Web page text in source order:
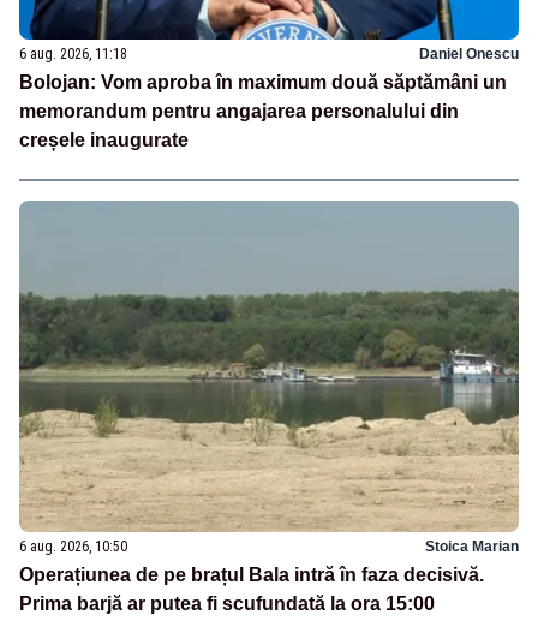
6 aug. 2026, 11:18 Daniel Onescu
Bolojan: Vom aproba în maximum două săptămâni un
memorandum pentru angajarea personalului din
creșele inaugurate
6 aug. 2026, 10:50 Stoica Marian
Operațiunea de pe brațul Bala intră în faza decisivă.
Prima barjă ar putea fi scufundată la ora 15:00